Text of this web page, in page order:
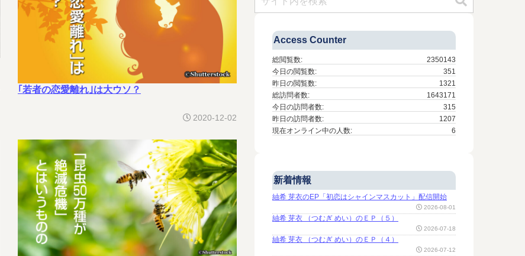
｢若者の恋愛離れ｣は大ウソ？
2020-12-02
Access Counter
2350143
総閲覧数:
351
今日の閲覧数:
1321
昨日の閲覧数:
1643171
総訪問者数:
315
今日の訪問者数:
1207
昨日の訪問者数:
6
現在オンライン中の人数:
新着情報
紬希 芽衣のEP「初恋はシャインマスカット」配信開始
2026-08-01
紬希 芽衣 （つむぎ めい）のＥＰ（５）
2026-07-18
紬希 芽衣 （つむぎ めい）のＥＰ（４）
2026-07-12